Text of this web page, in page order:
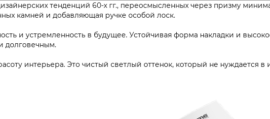
тенденций 60-х гг., переосмысленных через призму
камней и добавляющая ручке особой лоск.
и устремленность в будущее. Устойчивая форма накладки и
и долговечным.
интерьера. Это чистый светлый оттенок, который не нуждается